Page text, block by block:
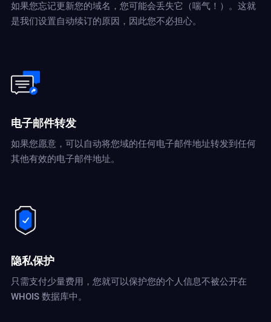
如果您忘记更新您的域名，您可能会丢失它（喘气！）。这就
是我们设置自动续订的原因，因此您不必担心。
电子邮件转发
如果您愿意，可以自动将您域的任何电子邮件地址转发到任何
其他有效的电子邮件地址。
隐私保护
只需支付少量费用，您就可以保护您的个人信息不被公开在
WHOIS 数据库中。